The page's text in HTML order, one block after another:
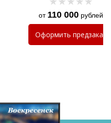
от 110 000 рублей
Оформить предзаказ